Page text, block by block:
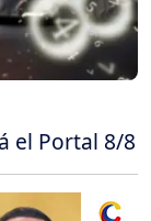
el Portal 8/8